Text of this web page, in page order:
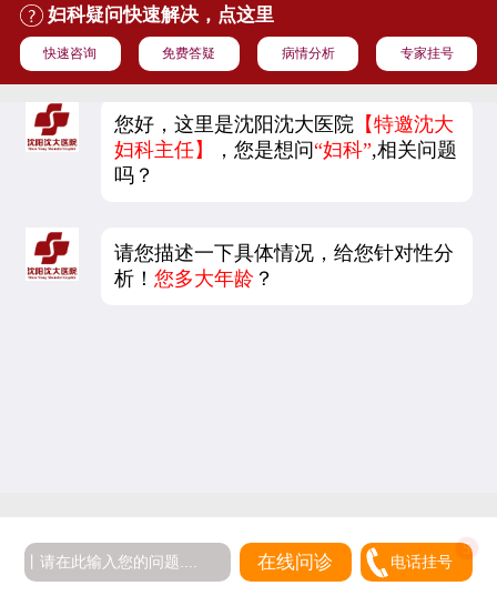
妇科疑问快速解决，点这里
快速咨询 免费答疑 病情分析 专家挂号
您好，这里是沈阳沈大医院 【特邀沈大
妇科主任】
，您是想问“妇科”,相关问题
吗？
请您描述一下具体情况，给您针对性分
析！您多大年龄 ？
在线问诊 电话挂号